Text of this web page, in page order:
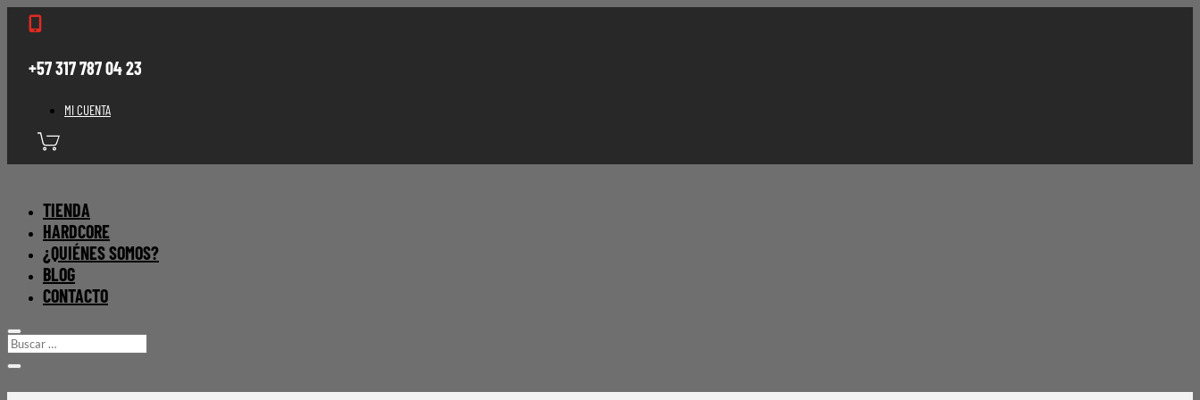

+57 317 787 04 23
MI CUENTA
TIENDA
HARDCORE
¿QUIÉNES SOMOS?
BLOG
CONTACTO